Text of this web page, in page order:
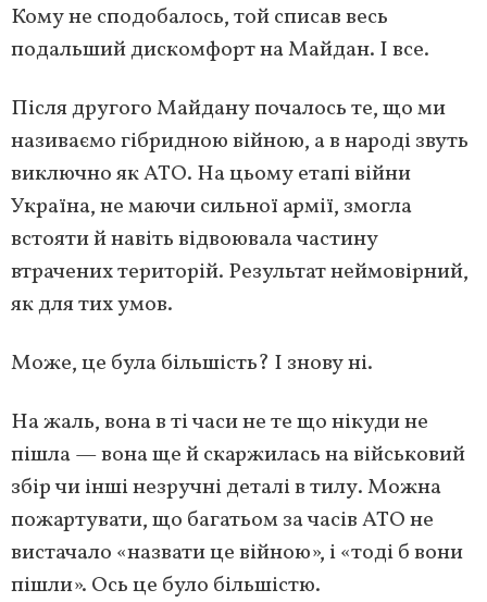
Кому не сподобалось, той списав весь
подальший дискомфорт на Майдан. І все.
Після другого Майдану почалось те, що ми
називаємо гібридною війною, а в народі звуть
виключно як АТО. На цьому етапі війни
Україна, не маючи сильної армії, змогла
встояти й навіть відвоювала частину
втрачених територій. Результат неймовірний,
як для тих умов.
Може, це була більшість? І знову ні.
На жаль, вона в ті часи не те що нікуди не
пішла — вона ще й скаржилась на військовий
збір чи інші незручні деталі в тилу. Можна
пожартувати, що багатьом за часів АТО не
вистачало «назвати це війною», і «тоді б вони
пішли». Ось це було більшістю.